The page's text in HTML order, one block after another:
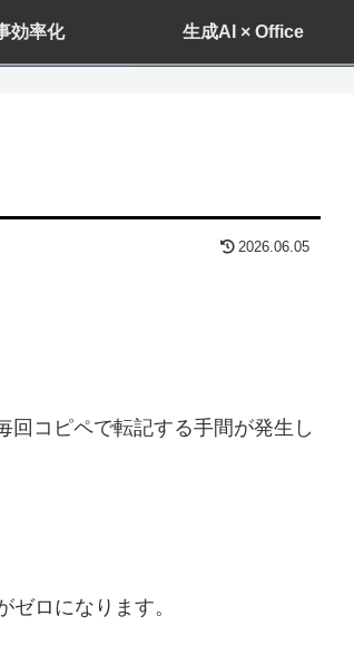
効率化 生成AI × Office
2026.06.05
回コピペで転記する手間が発生し
ロになります。